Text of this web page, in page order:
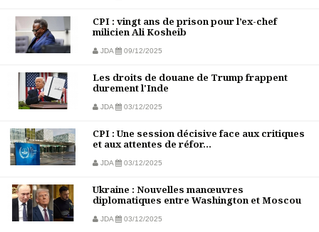
CPI : vingt ans de prison pour l’ex-chef
milicien Ali Kosheib
JDA 09/12/2025
Les droits de douane de Trump frappent
durement l'Inde
JDA 03/12/2025
CPI : Une session décisive face aux critiques
et aux attentes de réfor...
JDA 03/12/2025
Ukraine : Nouvelles manœuvres
diplomatiques entre Washington et Moscou
JDA 03/12/2025